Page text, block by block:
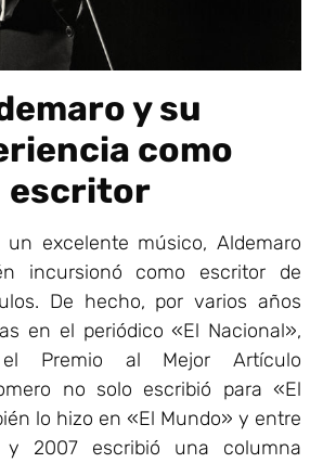
y su
como
escritor
excelente músico, Aldemaro
incursionó como escritor de
De hecho, por varios años
en el periódico «El Nacional»,
Premio al Mejor Artículo
no solo escribió para «El
lo hizo en «El Mundo» y entre
y 2007 escribió una columna